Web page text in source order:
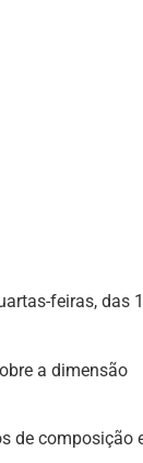
feiras, das
a dimensão
de composição